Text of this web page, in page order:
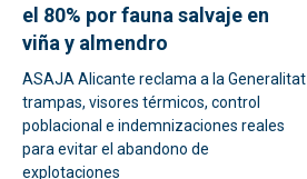
el 80% por fauna salvaje en
viña y almendro
ASAJA Alicante reclama a la Generalitat
trampas, visores térmicos, control
poblacional e indemnizaciones reales
para evitar el abandono de
explotaciones